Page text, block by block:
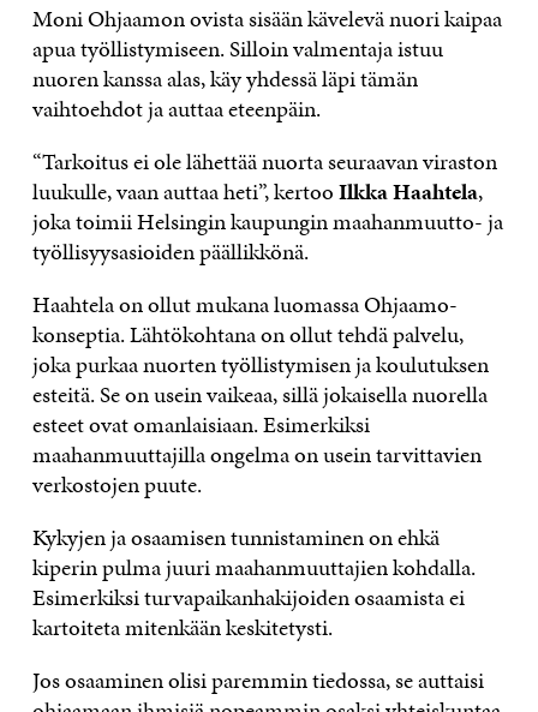
Moni Ohjaamon ovista sisään kävelevä nuori kaipaa
apua työllistymiseen. Silloin valmentaja istuu
nuoren kanssa alas, käy yhdessä läpi tämän
vaihtoehdot ja auttaa eteenpäin.
“Tarkoitus ei ole lähettää nuorta seuraavan viraston
luukulle, vaan auttaa heti”, kertooIlkka Haahtela,
joka toimii Helsingin kaupungin maahanmuutto­- ja
työllisyysasioiden päällikkönä.
Haahtela on ollut mukana luomassa Ohjaamo­-
konseptia. Lähtökohtana on ollut tehdä palvelu,
joka purkaa nuorten työllistymisen ja koulutuksen
esteitä. Se on usein vaikeaa, sillä jokaisella nuorella
esteet ovat omanlaisiaan. Esimerkiksi
maahanmuuttajilla ongelma on usein tarvittavien
verkostojen puute.
Kykyjen ja osaamisen tunnistaminen on ehkä
kiperin pulma juuri maahanmuuttajien kohdalla.
Esimerkiksi turvapaikanhakijoiden osaamista ei
kartoiteta mitenkään keskitetysti.
Jos osaaminen olisi paremmin tiedossa, se auttaisi